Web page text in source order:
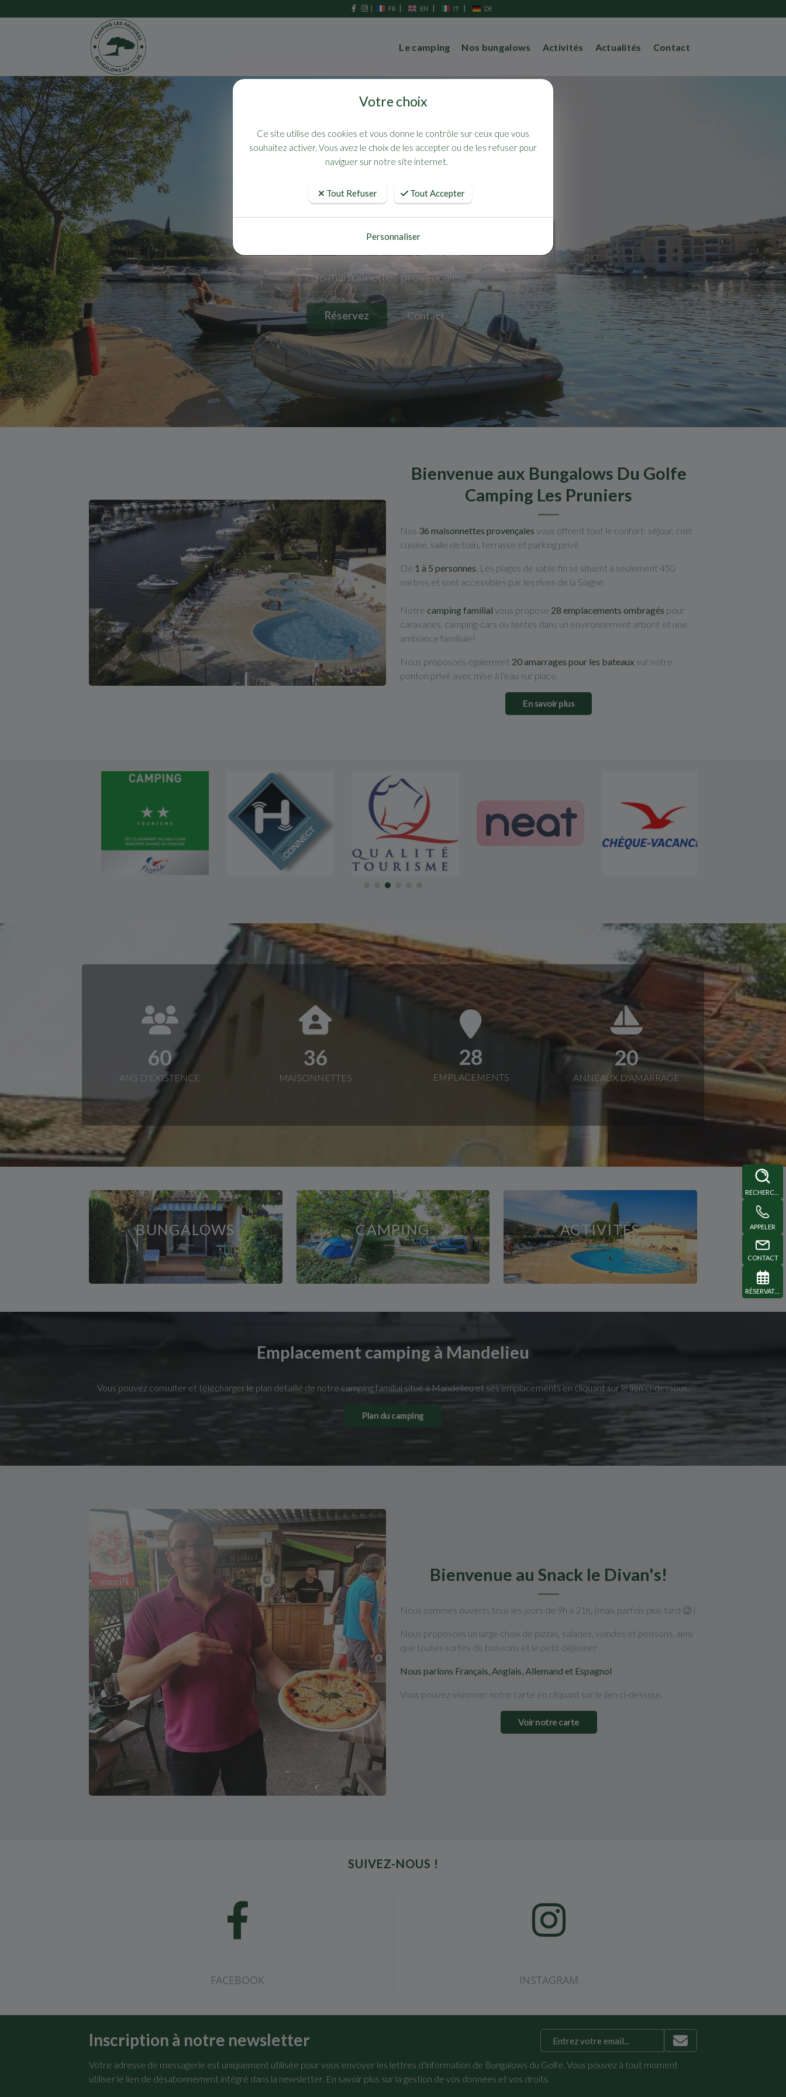
FR EN IT DE
Le camping Nos bungalows Activités Actualités Contact
APPELER
CONTACT
CAMPING
LES PRUNIERS
36 maisonnettes provençales
Réservez Contact
Bienvenue aux Bungalows Du Golfe
Camping Les Pruniers
Nos 36 maisonnettes provençales vous offrent tout le confort: séjour, coin
cuisine, salle de bain, terrasse et parking privé.
De 1 à 5 personnes . Les plages de sable fin se situent à seulement 450
mètres et sont accessibles par les rives de la Siagne.
Notre camping familial vous propose 28 emplacements ombragés pour
caravanes, camping-cars ou tentes dans un environnement arboré et une
ambiance familiale!
Nous proposons également 20 amarrages pour les bateaux sur notre
ponton privé avec mise à l’eau sur place.
En savoir plus
60
ANS D'EXISTENCE
36
MAISONNETTES
28
EMPLACEMENTS
20
ANNEAUX D'AMARRAGE
BUNGALOWS CAMPING ACTIVITÉS
Emplacement camping à Mandelieu
Vous pouvez consulter et télécharger le plan détaillé de notre camping familial situé à Mandelieu et ses emplacements en cliquant sur le lien ci-dessous.
Plan du camping
Bienvenue au Snack le Divan's!
Nous sommes ouverts tous les jours de 9h à 21h, (mais parfois plus tard 😉)
Nous proposons un large choix de pizzas, salades, viandes et poissons, ainsi
que toutes sortes de boissons et le petit déjeuner
Nous parlons Français, Anglais, Allemand et Espagnol
Vous pouvez visionner notre carte en cliquant sur le lien ci-dessous.
Voir notre carte
SUIVEZ-NOUS !
FACEBOOK INSTAGRAM
Inscription à notre newsletter
Votre adresse de messagerie est uniquement utilisée pour vous envoyer les lettres d'information de Bungalows du Golfe. Vous pouvez à tout moment
utiliser le lien de désabonnement intégré dans la newsletter. En savoir plus sur la gestion de vos données et vos droits.
Votre choix
Ce site utilise des cookies et vous donne le contrôle sur ceux que vous
souhaitez activer. Vous avez le choix de les accepter ou de les refuser pour
naviguer sur notre site internet.
Tout Refuser Tout Accepter
Personnaliser